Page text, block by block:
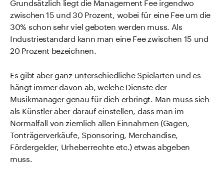
zwischen 15 und 30 Prozent, wobei für eine Fee um die
30% schon sehr viel geboten werden muss. Als
Industriestandard kann man eine Fee zwischen 15 und
20 Prozent bezeichnen.
Es gibt aber ganz unterschiedliche Spielarten und es
hängt immer davon ab, welche Dienste der
Musikmanager genau für dich erbringt. Man muss sich
als Künstler aber darauf einstellen, dass man im
Normalfall von ziemlich allen Einnahmen (Gagen,
Tonträgerverkäufe, Sponsoring, Merchandise,
Fördergelder, Urheberrechte etc.) etwas abgeben
muss.